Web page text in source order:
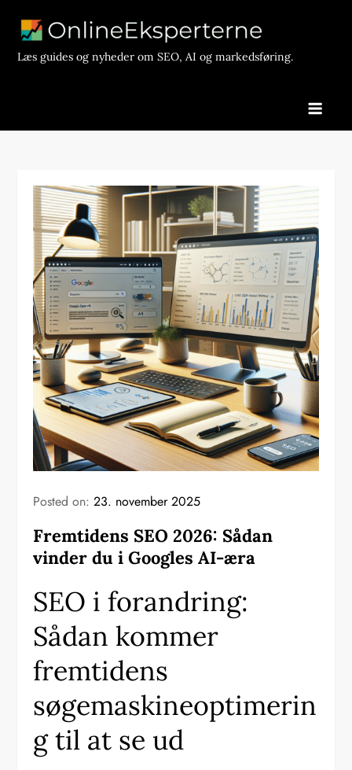
contentLæs guides og nyheder om SEO, AI og markedsføring.
Posted on:23. november 2025
Fremtidens SEO 2026: Sådan
vinder du i Googles AI-æra
SEO i forandring:
Sådan kommer
fremtidens
søgemaskineoptimerin
g til at se ud